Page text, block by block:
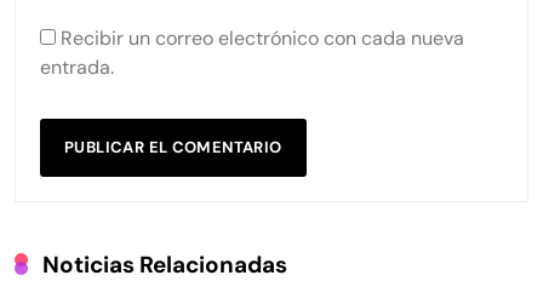
Recibir un correo electrónico con cada nueva
entrada.
Noticias Relacionadas